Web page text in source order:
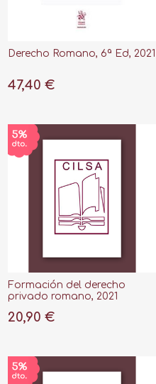
Derecho Romano, 6ª Ed, 2021
47,40 €
Formación del derecho
privado romano, 2021
20,90 €